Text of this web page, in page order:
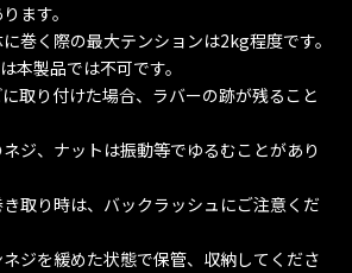
ます。
巻く際の最大テンションは2kg程度です。
本製品では不可です。
取り付けた場合、ラバーの跡が残ること
ジ、ナットは振動等でゆるむことがあり
取り時は、バックラッシュにご注意くだ
ジを緩めた状態で保管、収納してくださ